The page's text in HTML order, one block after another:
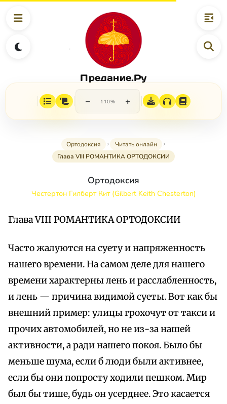
Предание.Ру
− 110% +
Ортодоксия
Читать онлайн
Глава VIII РОМАНТИКА ОРТОДОКСИИ
Ортодоксия
Честертон Гилберт Кит (Gilbert Keith Chesterton)
Глава VIII РОМАНТИКА ОРТОДОКСИИ
Часто жалуются на суету и напряженность
нашего времени. На самом деле для нашего
времени характерны лень и расслабленность,
и лень — причина видимой суеты. Вот как бы
внешний пример: улицы грохочут от такси и
прочих автомобилей, но не из-за нашей
активности, а ради нашего покоя. Было бы
меньше шума, если б люди были активнее,
если бы они попросту ходили пешком. Мир
был бы тише, будь он усерднее. Это касается